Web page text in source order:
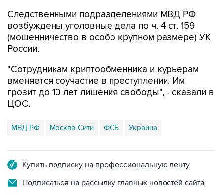
Следственными подразделениями МВД РФ
возбуждены уголовные дела по ч. 4 ст. 159
(мошенничество в особо крупном размере) УК
России.
"Сотрудникам криптообменника и курьерам
вменяется соучастие в преступлении. Им
грозит до 10 лет лишения свободы", - сказали в
ЦОС.
МВД РФ Москва-Сити ФСБ Украина
Купить подписку на профессиональную ленту
Подписаться на рассылку главных новостей сайта